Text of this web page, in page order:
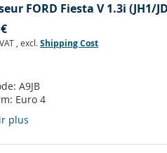
FORD Fiesta V 1.3i (JH1/
,excl.Shipping Cost
A9JB
Euro 4
plus